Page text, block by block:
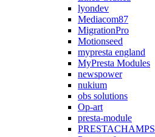
lyondev
Mediacom87
MigrationPro
Motionseed
mypresta england
MyPresta Modules
newspower
nukium
obs solutions
Op-art
presta-module
PRESTACHAMPS